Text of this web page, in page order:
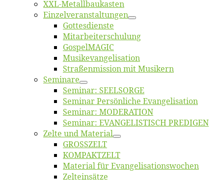
XXL-Me­­tal­l­­bau­­kas­­ten
Einzelver­an­stal­tungen
Got­tes­diens­te
Mitarbeiter­schulung
Gos­pel­MA­GIC
Musikevan­ge­li­sa­tion
Straßenmis­sion mit Musikern
Se­mi­na­re
Se­mi­nar: SEELSORGE
Se­mi­nar Per­sön­li­che Evangelisation
Se­mi­nar: MODERATION
Se­mi­nar: EVANGELISTISCH PREDIGEN
Zel­te und Material
GROSSZELT
KOMPAKTZELT
Ma­te­ri­al für Evangelisationswochen
Zelt­ein­sät­ze